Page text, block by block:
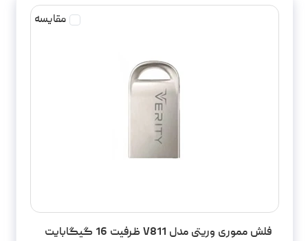
مقایسه
فلش مموری وریتی مدل V811 ظرفیت 16 گیگابایت